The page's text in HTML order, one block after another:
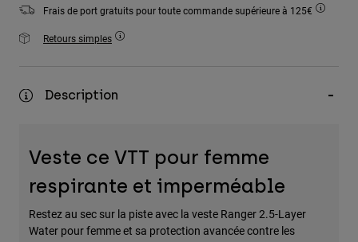
Accessoires
Tous les accessoires
Chapeaux et Casquettes
Frais de port gratuits pour toute commande supérieure à 125€
Retours simples
Description
Veste ce VTT pour femme
respirante et imperméable
Restez au sec sur la piste avec la veste Ranger 2.5-Layer
Water pour femme et sa protection avancée contre les